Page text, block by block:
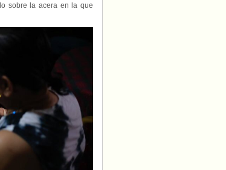
sobre la acera en la que